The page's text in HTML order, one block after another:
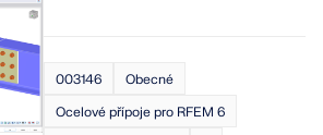
003146
Obecné
Ocelové přípoje pro RFEM 6